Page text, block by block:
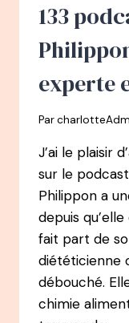
133
experte
Par
J’ai le plaisir
sur le
Philippon a
depuis
fait part de
diététicienne
débouché.
chimie